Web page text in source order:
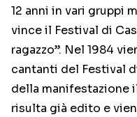
12 anni in vari gruppi
vince il Festival di
ragazzo”. Nel 1984
cantanti del Festival
della manifestazione
risulta già edito e